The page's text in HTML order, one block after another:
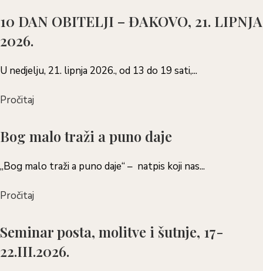
10 DAN OBITELJI – ĐAKOVO, 21. LIPNJA
2026.
U nedjelju, 21. lipnja 2026., od 13 do 19 sati,...
Pročitaj
Bog malo traži a puno daje
„Bog malo traži a puno daje“ – natpis koji nas...
Pročitaj
Seminar posta, molitve i šutnje, 17-
22.III.2026.